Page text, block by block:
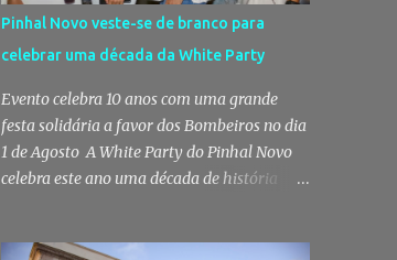
GNR Um jovem de 16 anos foi detido na
segunda-feira, 28 de Julho, por suspeitas da
prática do crime de tráfico de
estupefacientes, na localidade de Pinhal
Novo. A detenção foi efetuada pelo
Comando Territorial de Setúbal da GNR,
através do Posto Territorial de Pinhal Novo,
ao consumo e tráfico de droga. Segundo a
Pinhal Novo veste-se de branco para
celebrar uma década da White Party
Evento celebra 10 anos com uma grande
festa solidária a favor dos Bombeiros no dia
1 de Agosto A White Party do Pinhal Novo
celebra este ano uma década de história